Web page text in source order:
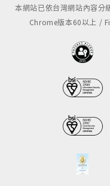
本網站已依台灣網站內容分
Chrome版本60以上 /